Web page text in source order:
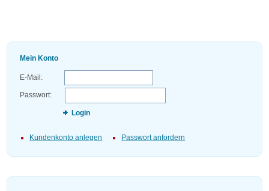
Mein Konto
E-Mail:
Passwort:
Login
Kundenkonto anlegen Passwort anfordern